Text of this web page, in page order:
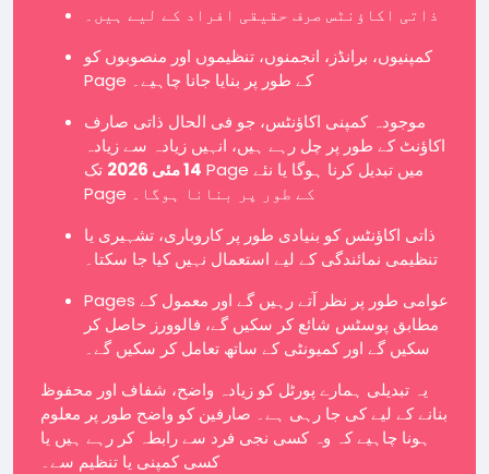
ذاتی اکاؤنٹس صرف حقیقی افراد کے لیے ہیں۔
کمپنیوں، برانڈز، انجمنوں، تنظیموں اور منصوبوں کو
Page کے طور پر بنایا جانا چاہیے۔
موجودہ کمپنی اکاؤنٹس، جو فی الحال ذاتی صارف
اکاؤنٹ کے طور پر چل رہے ہیں، انہیں زیادہ سے زیادہ
14 مئی 2026
تک Page میں تبدیل کرنا ہوگا یا نئے
Page کے طور پر بنانا ہوگا۔
ذاتی اکاؤنٹس کو بنیادی طور پر کاروباری، تشہیری یا
تنظیمی نمائندگی کے لیے استعمال نہیں کیا جا سکتا۔
Pages عوامی طور پر نظر آتے رہیں گے اور معمول کے
مطابق پوسٹس شائع کر سکیں گے، فالوورز حاصل کر
سکیں گے اور کمیونٹی کے ساتھ تعامل کر سکیں گے۔
یہ تبدیلی ہمارے پورٹل کو زیادہ واضح، شفاف اور محفوظ
بنانے کے لیے کی جا رہی ہے۔ صارفین کو واضح طور پر معلوم
ہونا چاہیے کہ وہ کسی نجی فرد سے رابطہ کر رہے ہیں یا
کسی کمپنی یا تنظیم سے۔